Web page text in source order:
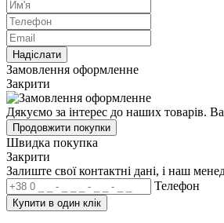
Надiслати
Замовлення оформленне
Закрити
Дякуємо за інтерес до наших товарів.
Продовжити покупки
Швидка покупка
Закрити
Залиште свої контактні дані, і наш
Телефон
Купити в один клік